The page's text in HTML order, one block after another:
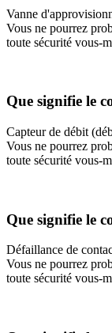
Vanne
Vous ne pourrez
toute sécurité vous-
Que signifie le
Capteur de débit
Vous ne pourrez
toute sécurité vous-
Que signifie le
Défaillance de
Vous ne pourrez
toute sécurité vous-